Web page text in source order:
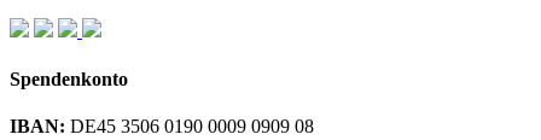
Spendenkonto
IBAN: DE45 3506 0190 0009 0909 08